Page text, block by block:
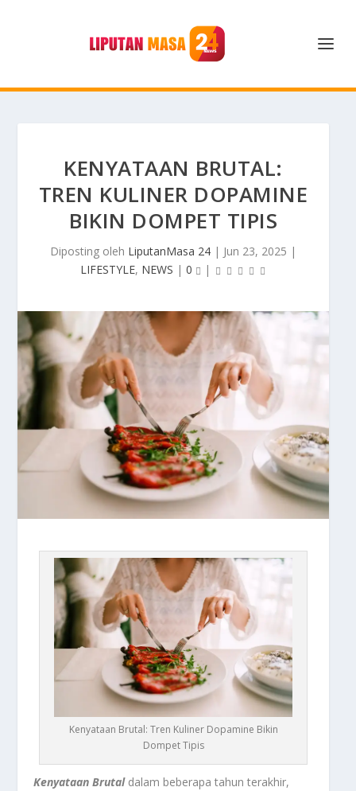
KENYATAAN BRUTAL:
TREN KULINER DOPAMINE
BIKIN DOMPET TIPIS
Diposting oleh LiputanMasa 24 | Jun 23, 2025 |
LIFESTYLE, NEWS | 0 |
Kenyataan Brutal: Tren Kuliner Dopamine Bikin
Dompet Tipis
Kenyataan Brutaldalam beberapa tahun terakhir,